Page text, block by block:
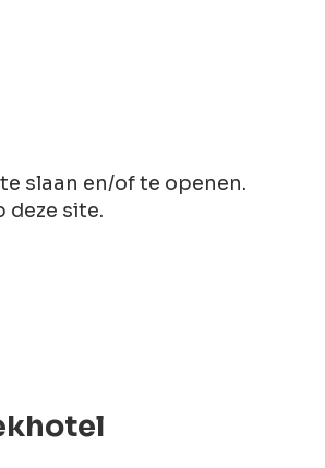
slaan en/of te openen.
deze site.